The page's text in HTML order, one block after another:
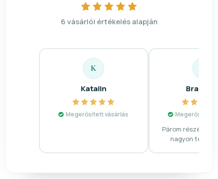
6 vásárlói értékelés alapján
K
Katalin
Megerősített vásárlás Megerősített
Párom részére
nagyon